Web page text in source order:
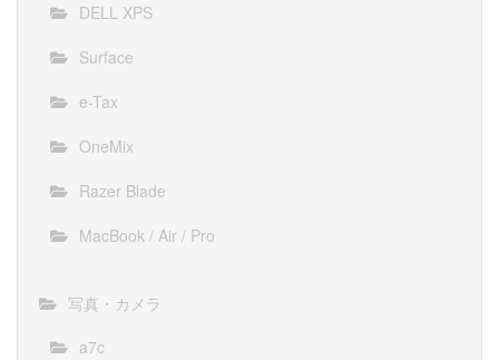
DELL XPS
Surface
e-Tax
OneMix
Razer Blade
MacBook / Air / Pro
写真・カメラ
a7c